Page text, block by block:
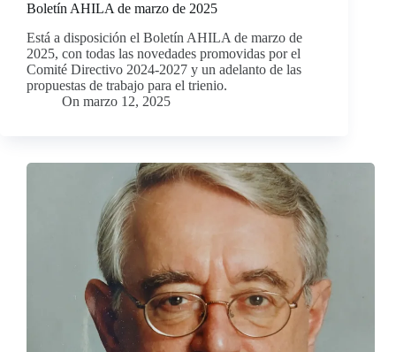
Boletín AHILA de marzo de 2025
Está a disposición el Boletín AHILA de marzo de
2025, con todas las novedades promovidas por el
Comité Directivo 2024-2027 y un adelanto de las
propuestas de trabajo para el trienio.
On marzo 12, 2025